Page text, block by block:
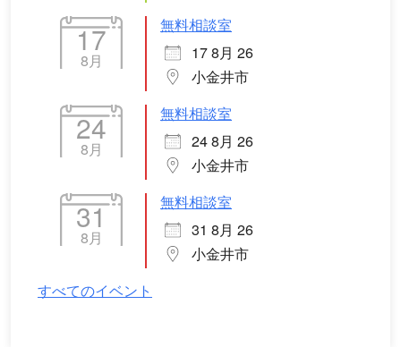
17
8月
無料相談室
17 8月 26
小金井市
24
8月
無料相談室
24 8月 26
小金井市
31
8月
無料相談室
31 8月 26
小金井市
すべてのイベント